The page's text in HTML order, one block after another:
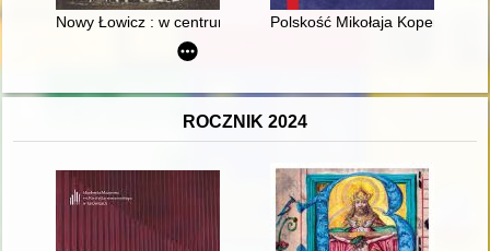
Nowy Łowicz : w centrum poligonu drawskiego od
Polskość Mikołaja Kopernika z
ROCZNIK 2024